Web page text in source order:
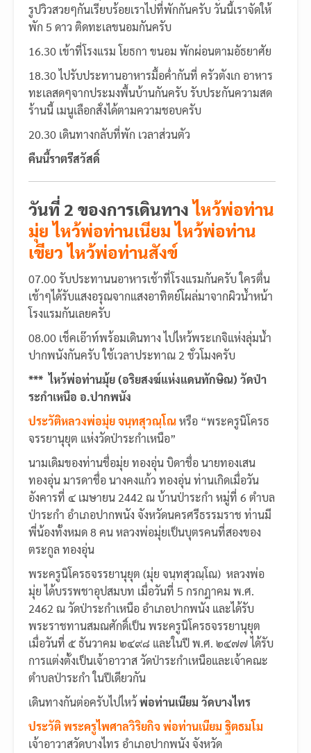
รูปวิวสวยๆกันเรียบร้อยเราไปที่พักกันครับ วันนี้เราจัดให้
พัก 5 ดาว ติดทะเลขนอมกันครับ
16.30 เข้าที่โรงแรม โยธกา ขนอม พักผ่อนตามอัธยาศัย
18.30 ไปรับประทานอาหารมื้อค่ำกันที่ ครัวตังเก อาหาร
ทะเลสดๆจากประมงพื้นบ้านกันครับ รับประกันความสด
ร้านนี้ เมนูเลือกสั่งได้ตามความชอบครับ
20.30 เดินทางกลับที่พัก เวลาส่วนตัว
คืนนี้ราตรีสวัสดิ์
วันที่ 2 ของการเดินทางไหว้พ่อท่าน
มุ่ย ไหว้พ่อท่านเนียม ไหว้พ่อท่าน
เขียว ไหว้พ่อท่านสังข์
07.00 รับประทานนอาหารเช้าที่โรงแรมกันครับ ใครตื่น
เช้าๆได้รับแสงอรุณจากแสงอาทิตย์โผล่มาจากผิวน้ำหน้า
โรงแรมกันเลยครับ
08.00 เช็คเอ๊าท์พร้อมเดินทาง ไปไหว้พระเกจิแห่งลุ่มน้ำ
ปากพนังกันครับ ใช้เวลาประทาณ 2 ชั่วโมงครับ
*** ไหว้พ่อท่านมุ้ย (อริยสงฆ์แห่งแดนทักษิณ) วัดป่า
ระกำเหนือ อ.ปากพนัง
ประวัติหลวงพ่อมุ่ย จนฺทสุวณฺโณหรือ “พระครูนิโครธ
จรรยานุยุต แห่งวัดป่าระกำเหนือ”
นามเดิมของท่านชื่อมุ่ย ทองอุ่น บิดาชื่อ นายทองเสน
ทองอุ่น มารดาชื่อ นางคงแก้ว ทองอุ่น ท่านเกิดเมื่อวัน
อังคารที่ ๔ เมษายน 2442 ณ บ้านป่าระกำ หมู่ที่ 6 ตำบล
ป่าระกำ อำเภอปากพนัง จังหวัดนครศรีธรรมราช ท่านมี
พี่น้องทั้งหมด 8 คน หลวงพ่อมุ่ยเป็นบุตรคนที่สองของ
ตระกูล ทองอุ่น
พระครูนิโครธจรรยานุยุต (มุ่ย จนฺทสุวณฺโณ) หลวงพ่อ
มุ่ย ได้บรรพชาอุปสมบท เมื่อวันที่ 5 กรกฎาคม พ.ศ.
2462 ณ วัดป่าระกำเหนือ อำเภอปากพนัง และได้รับ
พระราชทานสมณศักดิ์เป็น พระครูนิโครธจรรยานุยุต
เมื่อวันที่ ๕ ธันวาคม ๒๔๙๘ และในปี พ.ศ. ๒๔๗๗ ได้รับ
การแต่งตั้งเป็นเจ้าอาวาส วัดป่าระกำเหนือและเจ้าคณะ
ตำบลป่าระกำ ในปีเดียวกัน
เดินทางกันต่อครับไปไหว้ พ่อท่านเนียม วัดบางไทร
ประวัติ พระครูไพศาลวิริยกิจ พ่อท่านเนียม ฐิตธมโม
เจ้าอาวาสวัดบางไทร อำเภอปากพนัง จังหวัด